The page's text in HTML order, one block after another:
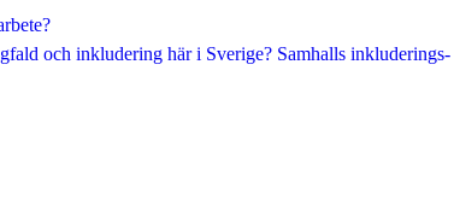
och inkludering här i Sverige? Samhalls